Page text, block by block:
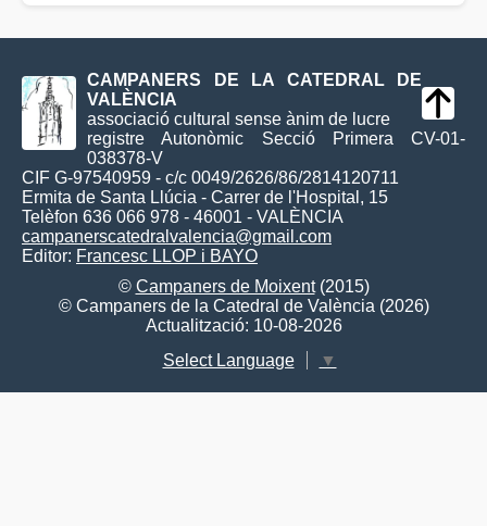
CAMPANERS DE LA CATEDRAL DE
VALÈNCIA
associació cultural sense ànim de lucre
registre Autonòmic Secció Primera CV-01-
038378-V
CIF G-97540959 - c/c 0049/2626/86/2814120711
Ermita de Santa Llúcia - Carrer de l'Hospital, 15
Telèfon 636 066 978 - 46001 - VALÈNCIA
campanerscatedralvalencia@gmail.com
Editor: Francesc LLOP i BAYO
© Campaners de Moixent(2015)
© Campaners de la Catedral de València (2026)
Actualització: 10-08-2026
Select Language
▼